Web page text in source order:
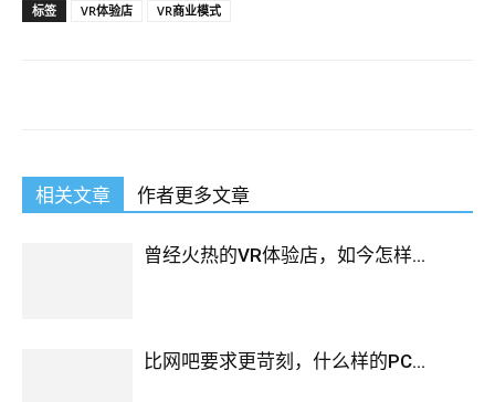
标签 VR体验店 VR商业模式
相关文章 作者更多文章
曾经火热的VR体验店，如今怎样...
比网吧要求更苛刻，什么样的PC...